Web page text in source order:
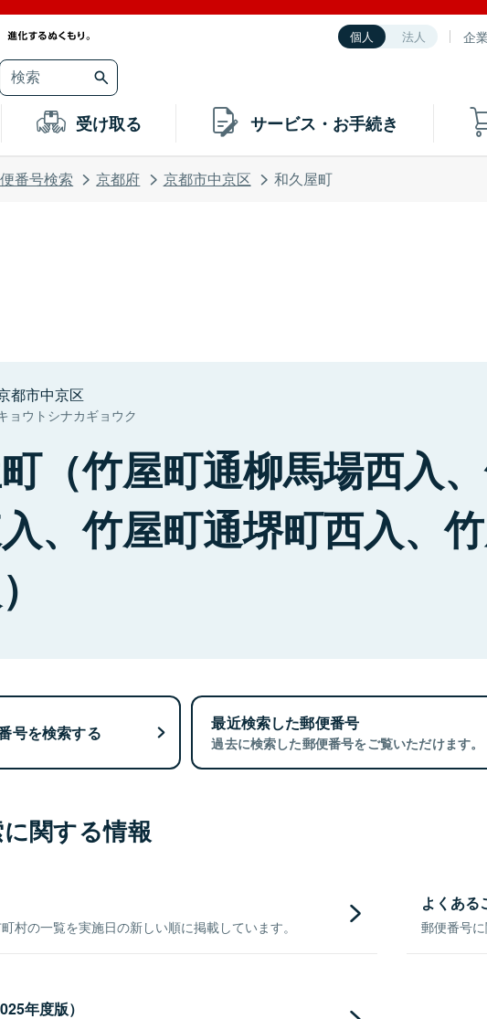
個人 法人 企
受け取る サービス・お手続き
番号検索 京都府 京都市中京区 和久屋町
都市中京区
ョウトシナカギョウク
（竹屋町通柳馬場西入
、竹屋町通堺町西入、
号を検索する 最近検索した郵便番号
過去に検索した郵便番号をご覧いただけます。
関する情報
村の一覧を実施日の新しい順に掲載しています。
よくある
郵便番号
年度版）